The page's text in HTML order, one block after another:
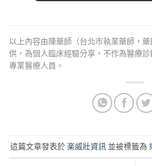
以上內容由陳藥師（台北市執業藥師，
供，為個人臨床經驗分享，不作為醫療
專業醫療人員。
這篇文章發表於楽威壯資訊 並被標籤為